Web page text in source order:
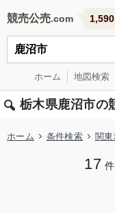
競売公売 1,590
ホーム 地図検索
栃木県鹿沼市の
ホーム 条件検索 関
17